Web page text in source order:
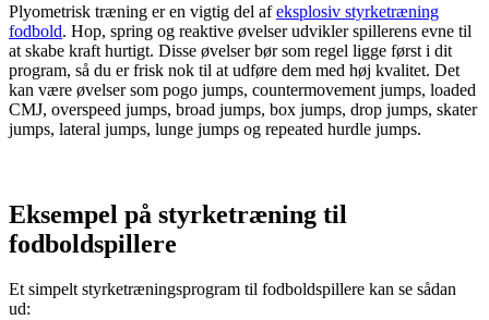
Plyometrisk træning er en vigtig del afeksplosiv styrketræning
fodbold. Hop, spring og reaktive øvelser udvikler spillerens evne til
at skabe kraft hurtigt. Disse øvelser bør som regel ligge først i dit
program, så du er frisk nok til at udføre dem med høj kvalitet. Det
kan være øvelser som pogo jumps, countermovement jumps, loaded
CMJ, overspeed jumps, broad jumps, box jumps, drop jumps, skater
jumps, lateral jumps, lunge jumps og repeated hurdle jumps.
Eksempel på styrketræning til
fodboldspillere
Et simpelt styrketræningsprogram til fodboldspillere kan se sådan
ud: